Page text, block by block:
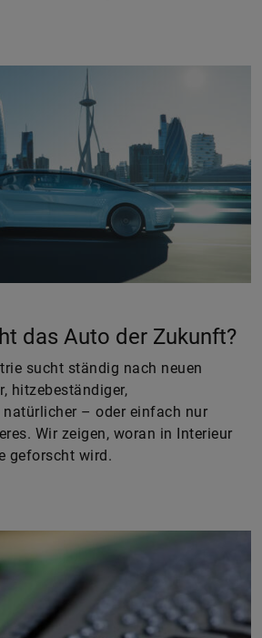
das Auto der Zukunft?
sucht ständig nach neuen
hitzebeständiger,
– oder einfach nur
Wir zeigen, woran in Interieur
geforscht wird.